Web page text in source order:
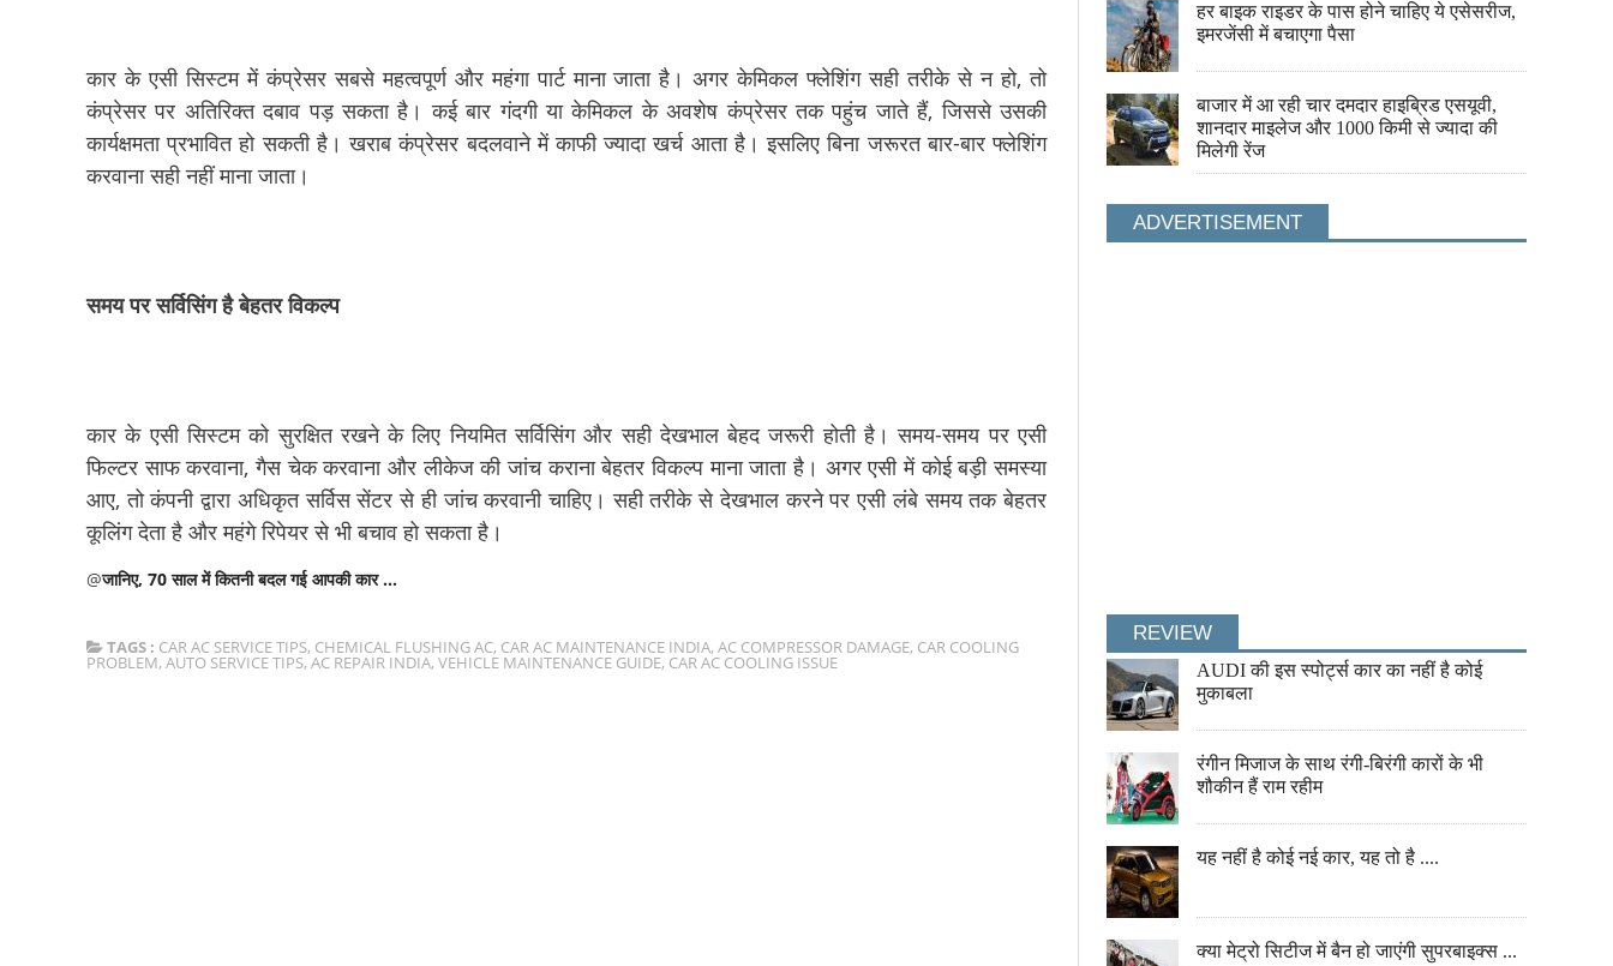
कार के एसी सिस्टम में कंप्रेसर सबसे महत्वपूर्ण और महंगा पार्ट माना जाता है। अगर केमिकल फ्लेशिंग सही तरीके से न हो, तो
कंप्रेसर पर अतिरिक्त दबाव पड़ सकता है। कई बार गंदगी या केमिकल के अवशेष कंप्रेसर तक पहुंच जाते हैं, जिससे उसकी
कार्यक्षमता प्रभावित हो सकती है। खराब कंप्रेसर बदलवाने में काफी ज्यादा खर्च आता है। इसलिए बिना जरूरत बार-बार फ्लेशिंग
करवाना सही नहीं माना जाता।
समय पर सर्विसिंग है बेहतर विकल्प
कार के एसी सिस्टम को सुरक्षित रखने के लिए नियमित सर्विसिंग और सही देखभाल बेहद जरूरी होती है। समय-समय पर एसी
फिल्टर साफ करवाना, गैस चेक करवाना और लीकेज की जांच कराना बेहतर विकल्प माना जाता है। अगर एसी में कोई बड़ी समस्या
आए, तो कंपनी द्वारा अधिकृत सर्विस सेंटर से ही जांच करवानी चाहिए। सही तरीके से देखभाल करने पर एसी लंबे समय तक बेहतर
कूलिंग देता है और महंगे रिपेयर से भी बचाव हो सकता है।
@जानिए, 70 साल में कितनी बदल गई आपकी कार ...
TAGS : CAR AC SERVICE TIPS, CHEMICAL FLUSHING AC, CAR AC MAINTENANCE INDIA, AC COMPRESSOR DAMAGE, CAR COOLING
PROBLEM, AUTO SERVICE TIPS, AC REPAIR INDIA, VEHICLE MAINTENANCE GUIDE, CAR AC COOLING ISSUE
हर बाइक राइडर के पास होने चाहिए ये एसेसरीज,
इमरजेंसी में बचाएगा पैसा
बाजार में आ रही चार दमदार हाइब्रिड एसयूवी,
शानदार माइलेज और 1000 किमी से ज्यादा की
मिलेगी रेंज
ADVERTISEMENT
REVIEW
AUDI की इस स्पोर्ट्स कार का नहीं है कोई
मुकाबला
रंगीन मिजाज के साथ रंगी-बिरंगी कारों के भी
शौकीन हैं राम रहीम
यह नहीं है कोई नई कार, यह तो है ....
क्या मेट्रो सिटीज में बैन हो जाएंगी सुपरबाइक्स ...